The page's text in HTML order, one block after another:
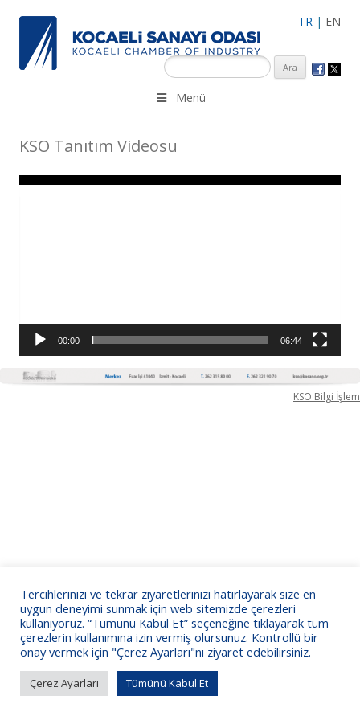
TR | EN
KSO 3500’ü aşkın sanayi kuruluşuna uzman çalışanları ile İzmit
Merkez, Çayırova, Dilovası, Gebze ve İMES OSB’deki ofisleri ile
Menü
KSO Tanıtım Videosu
Video
00:00 06:44
KSO Bilgi İşlem
Tercihlerinizi ve tekrar ziyaretlerinizi hatırlayarak size en
uygun deneyimi sunmak için web sitemizde çerezleri
kullanıyoruz. “Tümünü Kabul Et” seçeneğine tıklayarak tüm
çerezlerin kullanımına izin vermiş olursunuz. Kontrollü bir
onay vermek için "Çerez Ayarları"nı ziyaret edebilirsiniz.
Çerez Ayarları Tümünü Kabul Et